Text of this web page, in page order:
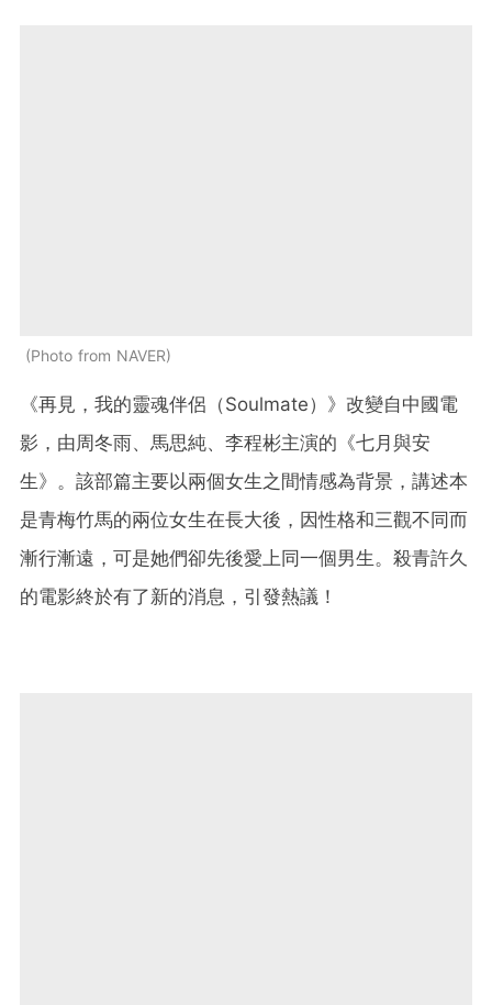
Photo from NAVER
《再見，我的靈魂伴侶（Soulmate）》改變自中國電
影，由周冬雨、馬思純、李程彬主演的《七月與安
生》。該部篇主要以兩個女生之間情感為背景，講述本
是青梅竹馬的兩位女生在長大後，因性格和三觀不同而
漸行漸遠，可是她們卻先後愛上同一個男生。殺青許久
的電影終於有了新的消息，引發熱議！